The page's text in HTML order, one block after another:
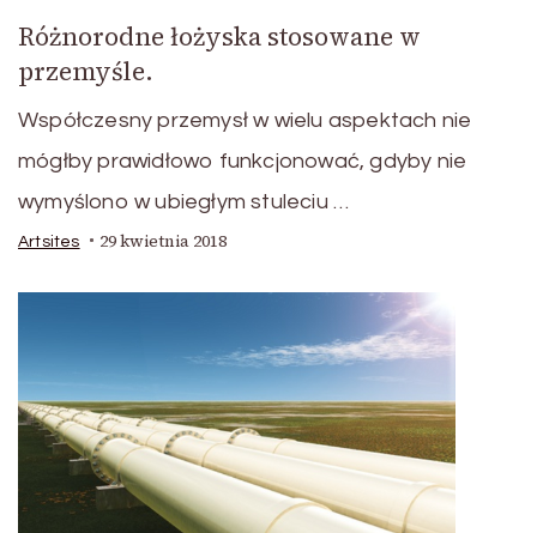
Różnorodne łożyska stosowane w
przemyśle.
Współczesny przemysł w wielu aspektach nie
mógłby prawidłowo funkcjonować, gdyby nie
wymyślono w ubiegłym stuleciu …
Artsites 29 kwietnia 2018